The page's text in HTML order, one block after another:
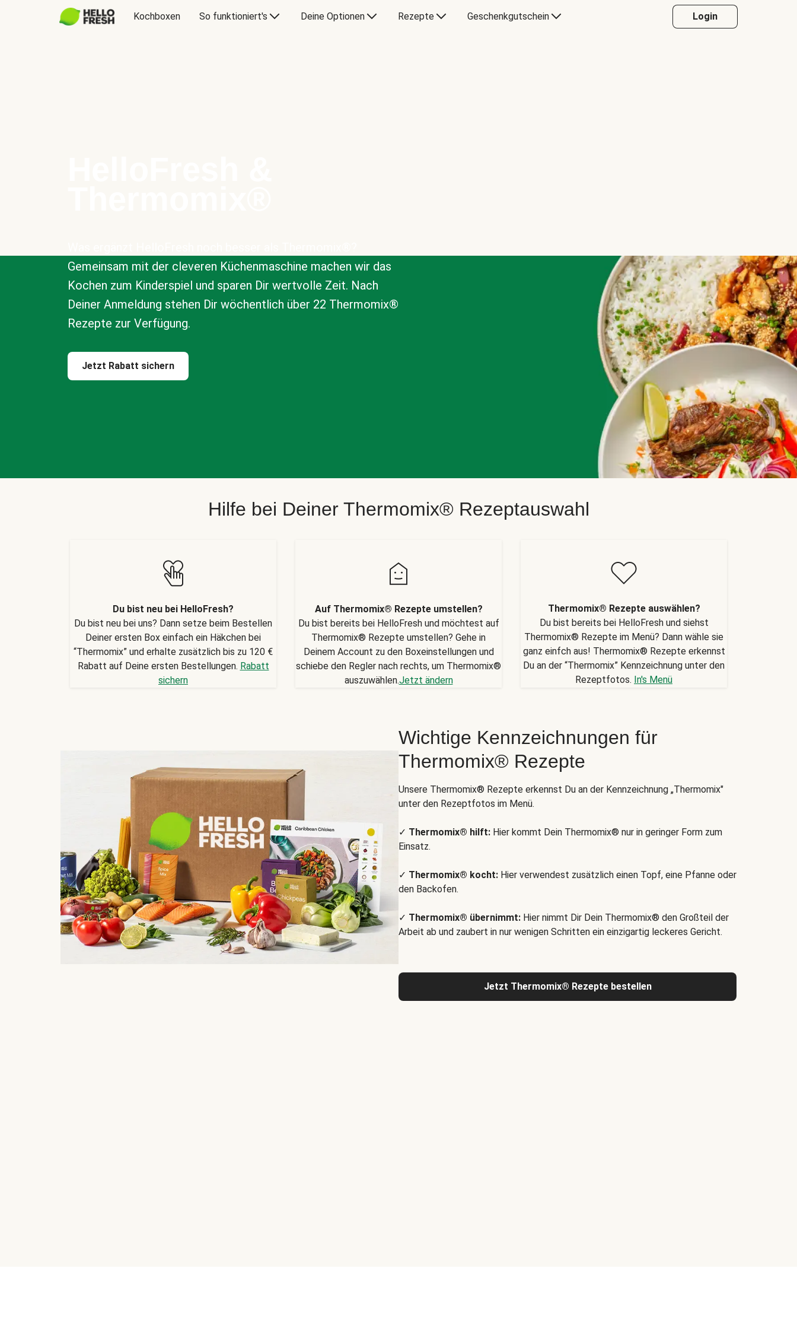
Kochboxen So funktioniert's Deine Optionen Rezepte Geschenkgutschein Login
Gemeinsam mit der cleveren Küchenmaschine machen wir das
Kochen zum Kinderspiel und sparen Dir wertvolle Zeit. Nach
Deiner Anmeldung stehen Dir wöchentlich über 22 Thermomix®
Rezepte zur Verfügung.
Jetzt Rabatt sichern
Hilfe bei Deiner Thermomix® Rezeptauswahl
Du bist neu bei HelloFresh?
Du bist neu bei uns? Dann setze beim Bestellen
Deiner ersten Box einfach ein Häkchen bei
“Thermomix” und erhalte zusätzlich bis zu 120 €
Rabatt auf Deine ersten Bestellungen. Rabatt
sichern
Auf Thermomix® Rezepte umstellen?
Du bist bereits bei HelloFresh und möchtest auf
Thermomix® Rezepte umstellen? Gehe in
Deinem Account zu den Boxeinstellungen und
schiebe den Regler nach rechts, um Thermomix®
auszuwählen.Jetzt ändern
Thermomix® Rezepte auswählen?
Du bist bereits bei HelloFresh und siehst
Thermomix® Rezepte im Menü? Dann wähle sie
ganz einfch aus! Thermomix® Rezepte erkennst
Du an der “Thermomix” Kennzeichnung unter den
Rezeptfotos. In's Menü
Wichtige Kennzeichnungen für
Thermomix® Rezepte
Unsere Thermomix® Rezepte erkennst Du an der Kennzeichnung „Thermomix"
unter den Rezeptfotos im Menü.
✓ Thermomix® hilft: Hier kommt Dein Thermomix® nur in geringer Form zum
Einsatz.
✓ Thermomix® kocht: Hier verwendest zusätzlich einen Topf, eine Pfanne oder
den Backofen.
✓ Thermomix® übernimmt: Hier nimmt Dir Dein Thermomix® den Großteil der
Arbeit ab und zaubert in nur wenigen Schritten ein einzigartig leckeres Gericht.
Jetzt Thermomix® Rezepte bestellen